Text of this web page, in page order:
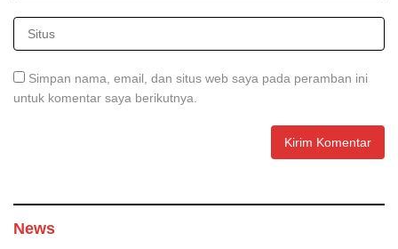
Simpan nama, email, dan situs web saya pada peramban ini
untuk komentar saya berikutnya.
News